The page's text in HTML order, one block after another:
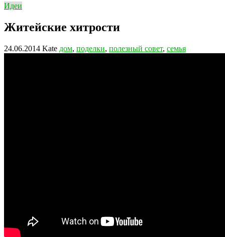
Идеи
Житейские хитрости
24.06.2014 Kate дом, поделки, полезный совет, семья